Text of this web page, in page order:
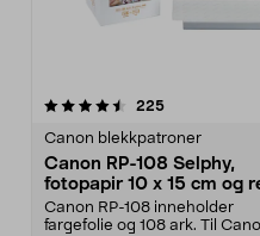
225anmeldelser
Canon blekkpatroner
Canon RP-108 Selphy,
fotopapir 10 x 15 cm og
med fargefolie
Canon RP-108 inneholder
fargefolie og 108 ark. Til
4.5 av 5 stjerner